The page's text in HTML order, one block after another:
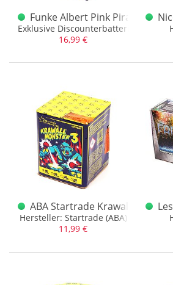
Funke Albert Pink Pirate 12
Exklusive Discounterbatterie von
16,99 €
ABA Startrade Krawallmonster
Hersteller: Startrade (ABA)
11,99 €